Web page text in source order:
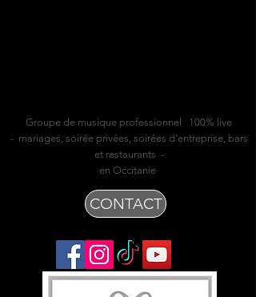
Groupe de musique professionnel 100% live
- mariages, soirée privées, soirées d'entreprise, bars
et restaurants -
en Occitanie
CONTACT